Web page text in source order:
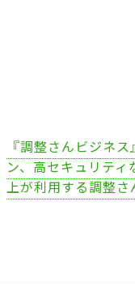
『調整さんビジネ
ン、高セキュリテ
上が利用する調整さ